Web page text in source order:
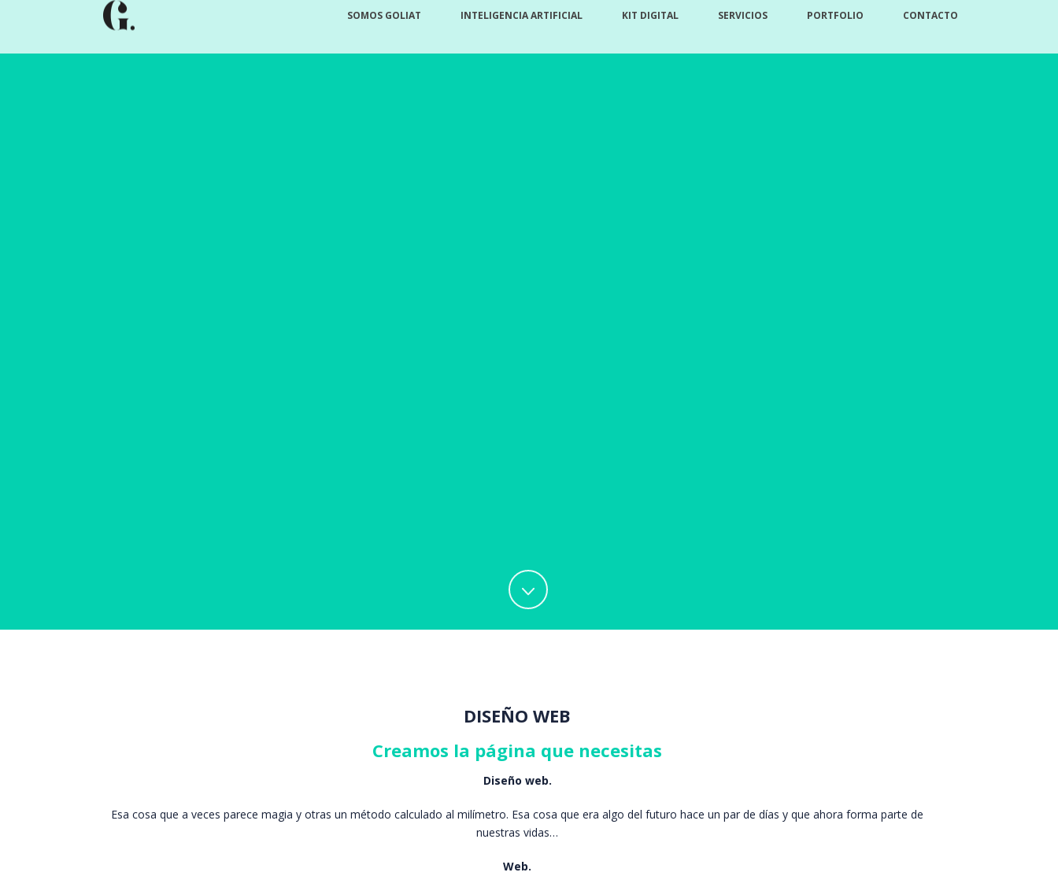
SOMOS GOLIAT INTELIGENCIA ARTIFICIAL KIT DIGITAL SERVICIOS PORTFOLIO CONTACTO
DISEÑO WEB
Creamos la página que necesitas
Diseño web.
Esa cosa que a veces parece magia y otras un método calculado al milímetro. Esa cosa que era algo del futuro hace un par de días y que ahora forma parte de
nuestras vidas…
Web.